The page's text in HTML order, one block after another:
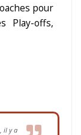
pour
Play-offs,
, il y a